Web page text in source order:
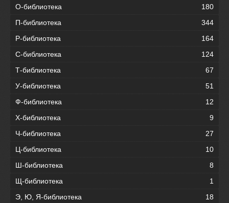
О-библиотека
180
П-библиотека
344
Р-библиотека
164
С-библиотека
124
Т-библиотека
67
У-библиотека
51
Ф-библиотека
12
Х-библиотека
9
Ч-библиотека
27
Ц-библиотека
10
Ш-библиотека
8
Щ-библиотека
1
Э, Ю, Я-библиотека
18